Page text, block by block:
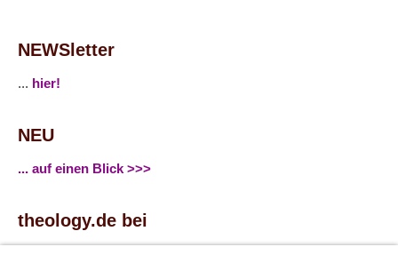
NEWSletter
... hier!
NEU
... auf einen Blick >>>
theology.de bei